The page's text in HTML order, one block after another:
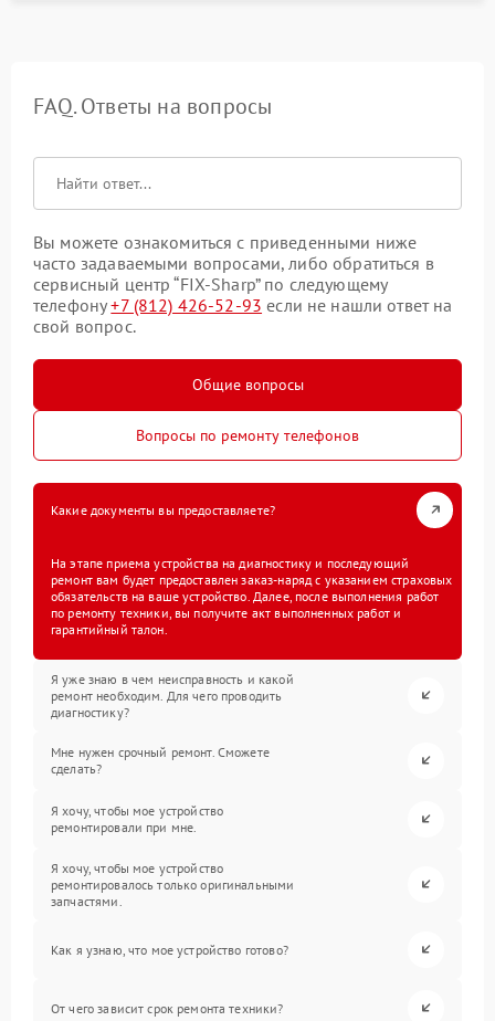
FAQ. Ответы на вопросы
Вы можете ознакомиться с приведенными ниже
часто задаваемыми вопросами, либо обратиться в
сервисный центр “FIX-Sharp” по следующему
телефону+7 (812) 426-52-93 если не нашли ответ на
свой вопрос.
Общие вопросы
Вопросы по ремонту телефонов
Какие документы вы предоставляете?
На этапе приема устройства на диагностику и последующий
ремонт вам будет предоставлен заказ-наряд с указанием страховых
обязательств на ваше устройство. Далее, после выполнения работ
по ремонту техники, вы получите акт выполненных работ и
гарантийный талон.
Я уже знаю в чем неисправность и какой
ремонт необходим. Для чего проводить
диагностику?
Мне нужен срочный ремонт. Сможете
сделать?
Я хочу, чтобы мое устройство
ремонтировали при мне.
Я хочу, чтобы мое устройство
ремонтировалось только оригинальными
запчастями.
Как я узнаю, что мое устройство готово?
От чего зависит срок ремонта техники?